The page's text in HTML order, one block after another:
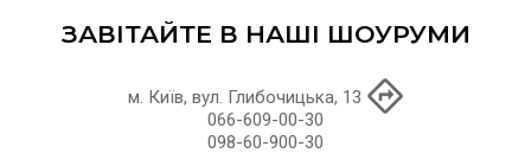
ЗАВІТАЙТЕ В НАШІ ШОУРУМИ
м. Київ, вул. Глибочицька, 13
066-609-00-30
098-60-900-30